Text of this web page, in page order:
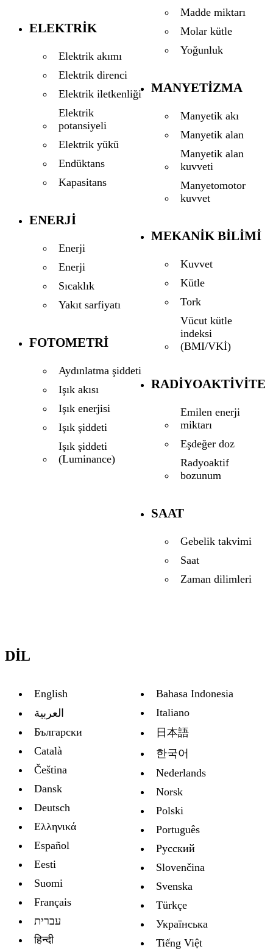
ELEKTRIK
Elektrik akımı
Elektrik direnci
Elektrik iletkenliği
Elektrik
potansiyeli
Elektrik yükü
Endüktans
Kapasitans
ENERJI
Enerji
Enerji
Sıcaklık
Yakıt sarfiyatı
FOTOMETRI
Aydınlatma şiddeti
Işık akısı
Işık enerjisi
Işık şiddeti
Işık şiddeti
(Luminance)
Madde miktarı
Molar kütle
Yoğunluk
MANYETIZMA
Manyetik akı
Manyetik alan
Manyetik alan
kuvveti
Manyetomotor
kuvvet
MEKANIK BILIMI
Kuvvet
Kütle
Tork
Vücut kütle
indeksi
(BMI/VKİ)
RADIYOAKTIVITE
Emilen enerji
miktarı
Eşdeğer doz
Radyoaktif
bozunum
SAAT
Gebelik takvimi
Saat
Zaman dilimleri
DIL
English
العربية
Български
Català
Čeština
Dansk
Deutsch
Ελληνικά
Español
Eesti
Suomi
Français
עברית
हिन्दी
Bahasa Indonesia
Italiano
日本語
한국어
Nederlands
Norsk
Polski
Português
Русский
Slovenčina
Svenska
Türkçe
Украïнська
Tiếng Việt